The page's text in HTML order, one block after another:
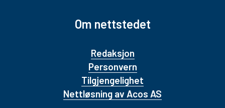
Om nettstedet
Redaksjon
Personvern
Tilgjengelighet
Nettløsning av Acos AS